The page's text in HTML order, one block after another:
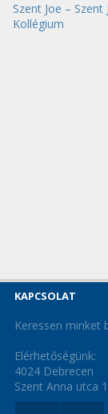
Szent Joe –
Kollégium
KAPCSOLAT
Keressen minket
Elérhetőségünk:
4024 Debrecen
Szent Anna utca